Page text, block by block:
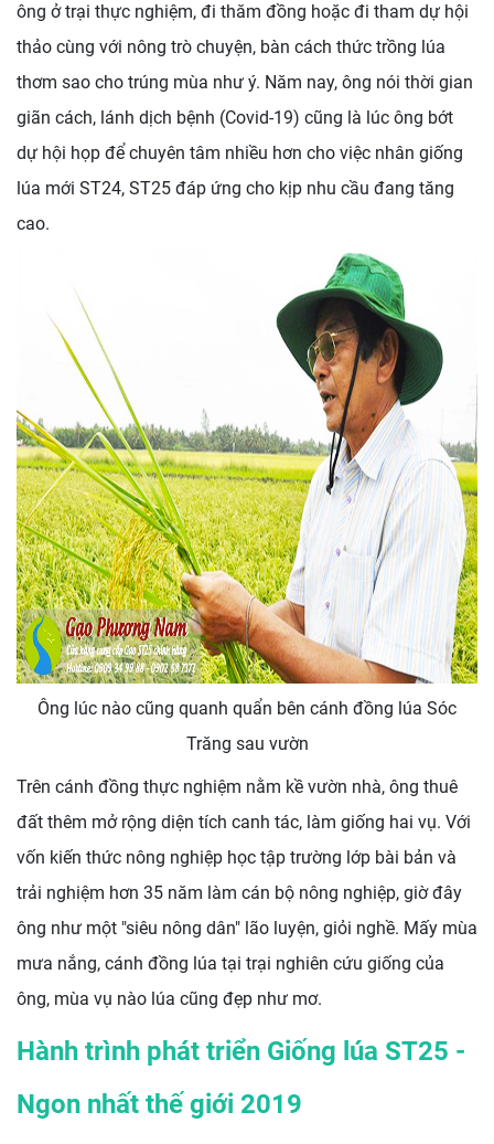
ông ở trại thực nghiệm, đi thăm đồng hoặc đi tham dự hội
thảo cùng với nông trò chuyện, bàn cách thức trồng lúa
thơm sao cho trúng mùa như ý. Năm nay, ông nói thời gian
giãn cách, lánh dịch bệnh (Covid-19) cũng là lúc ông bớt
dự hội họp để chuyên tâm nhiều hơn cho việc nhân giống
lúa mới ST24, ST25 đáp ứng cho kịp nhu cầu đang tăng
cao.
Ông lúc nào cũng quanh quẩn bên cánh đồng lúa Sóc
Trăng sau vườn
Trên cánh đồng thực nghiệm nằm kề vườn nhà, ông thuê
đất thêm mở rộng diện tích canh tác, làm giống hai vụ. Với
vốn kiến thức nông nghiệp học tập trường lớp bài bản và
trải nghiệm hơn 35 năm làm cán bộ nông nghiệp, giờ đây
ông như một "siêu nông dân" lão luyện, giỏi nghề. Mấy mùa
mưa nắng, cánh đồng lúa tại trại nghiên cứu giống của
ông, mùa vụ nào lúa cũng đẹp như mơ.
Hành trình phát triển Giống lúa ST25 -
Ngon nhất thế giới 2019